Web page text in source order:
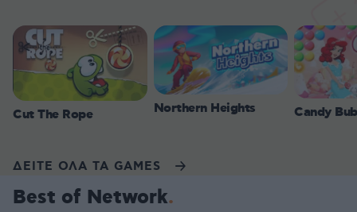
Cut The Rope Northern Heights Candy
ΔΕΙΤΕ ΟΛΑ ΤΑ GAMES
Best of Network